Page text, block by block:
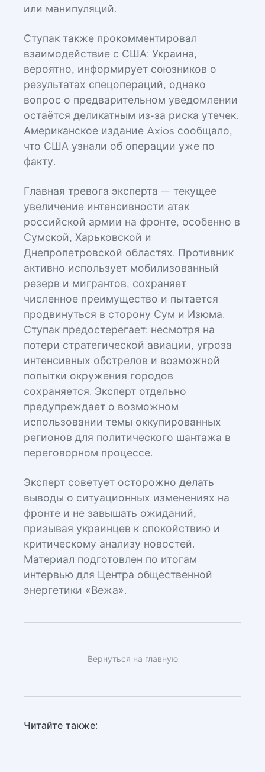
или манипуляций.
Ступак также прокомментировал
взаимодействие с США: Украина,
вероятно, информирует союзников о
результатах спецопераций, однако
вопрос о предварительном уведомлении
остаётся деликатным из-за риска утечек.
Американское издание Axios сообщало,
что США узнали об операции уже по
факту.
Главная тревога эксперта — текущее
увеличение интенсивности атак
российской армии на фронте, особенно в
Сумской, Харьковской и
Днепропетровской областях. Противник
активно использует мобилизованный
резерв и мигрантов, сохраняет
численное преимущество и пытается
продвинуться в сторону Сум и Изюма.
Ступак предостерегает: несмотря на
потери стратегической авиации, угроза
интенсивных обстрелов и возможной
попытки окружения городов
сохраняется. Эксперт отдельно
предупреждает о возможном
использовании темы оккупированных
регионов для политического шантажа в
переговорном процессе.
Эксперт советует осторожно делать
выводы о ситуационных изменениях на
фронте и не завышать ожиданий,
призывая украинцев к спокойствию и
критическому анализу новостей.
Материал подготовлен по итогам
интервью для Центра общественной
энергетики «Вежа».
Вернуться на главную
Читайте также: